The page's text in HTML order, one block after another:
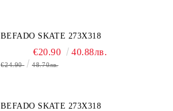
BEFADO SKATE 273X318
€20.90 40.88лв.
€24.90 48.70лв.
BEFADO SKATE 273X318